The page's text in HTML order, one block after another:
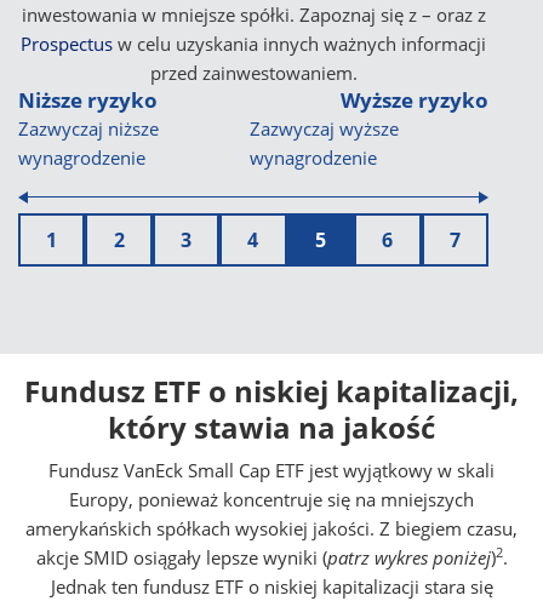
Niższe ryzyko
Zazwyczaj niższe
wynagrodzenie
Wyższe ryzyko
Zazwyczaj wyższe
wynagrodzenie
1 2 3 4 5 6 7
inwestowania w mniejsze spółki. Zapoznaj się z – oraz z
Prospectus w celu uzyskania innych ważnych informacji
przed zainwestowaniem.
Fundusz ETF o niskiej kapitalizacji,
który stawia na jakość
Fundusz VanEck Small Cap ETF jest wyjątkowy w skali
Europy, ponieważ koncentruje się na mniejszych
amerykańskich spółkach wysokiej jakości. Z biegiem czasu,
akcje SMID osiągały lepsze wyniki (patrz wykres poniżej)2.
Jednak ten fundusz ETF o niskiej kapitalizacji stara się